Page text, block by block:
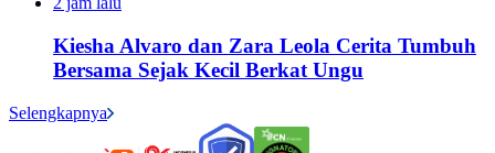
Kiesha Alvaro dan Zara Leola Cerita Tumbuh
Bersama Sejak Kecil Berkat Ungu
Selengkapnya